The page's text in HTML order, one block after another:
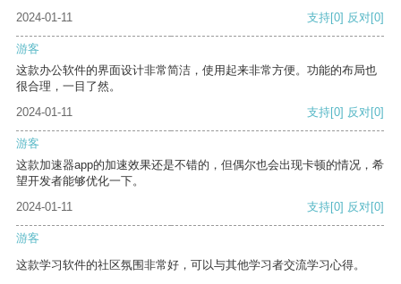
2024-01-11
支持[0] 反对[0]
游客
这款办公软件的界面设计非常简洁，使用起来非常方便。功能的布局也
很合理，一目了然。
2024-01-11
支持[0] 反对[0]
游客
这款加速器app的加速效果还是不错的，但偶尔也会出现卡顿的情况，希
望开发者能够优化一下。
2024-01-11
支持[0] 反对[0]
游客
这款学习软件的社区氛围非常好，可以与其他学习者交流学习心得。